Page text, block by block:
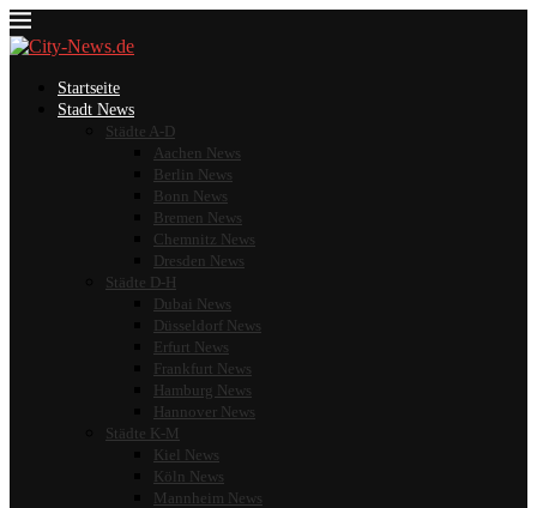
Startseite
Stadt News
Städte A-D
Aachen News
Berlin News
Bonn News
Bremen News
Chemnitz News
Dresden News
Städte D-H
Dubai News
Düsseldorf News
Erfurt News
Frankfurt News
Hamburg News
Hannover News
Städte K-M
Kiel News
Köln News
Mannheim News